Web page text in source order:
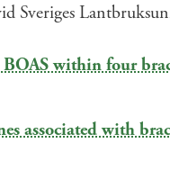
Sveriges
within four
associated with